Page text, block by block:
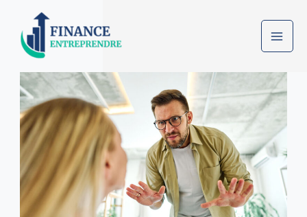
contenu